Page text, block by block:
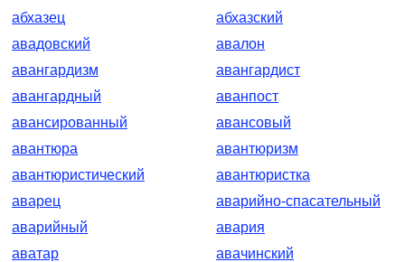
абхазец
абхазский
авадовский
авалон
авангардизм
авангардист
авангардный
аванпост
авансированный
авансовый
авантюра
авантюризм
авантюристический
авантюристка
аварец
аварийно-спасательный
аварийный
авария
аватар
авачинский